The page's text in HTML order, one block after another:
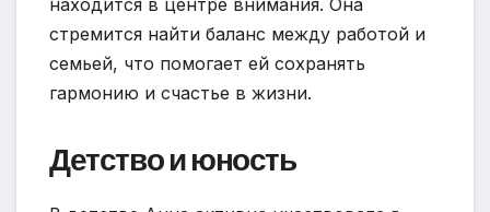
стремится найти баланс между работой и
семьей, что помогает ей сохранять
гармонию и счастье в жизни.
Детство и юность